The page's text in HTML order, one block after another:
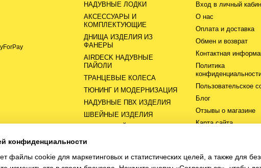
НАДУВНЫЕ ЛОДКИ
АКСЕССУАРЫ И
КОМПЛЕКТУЮЩИЕ
ДНИЩА ИЗДЕЛИЯ ИЗ
ФАНЕРЫ
AIRDECK НАДУВНЫЕ
ПАЙОЛИ
ТРАНЦЕВЫЕ КОЛЕСА
ТЮНИНГ И МОДЕРНИЗАЦИЯ
НАДУВНЫЕ ПВХ ИЗДЕЛИЯ
ШВЕЙНЫЕ ИЗДЕЛИЯ
Вход в личный
О нас
Оплата и доставка
Обмен и возврат
Контактная
Политика
Пользовательское
Блог
Отзывы о магазине
Карта сайта
конфиденциальности
файлы cookie для маркетинговых и статистических целей, а также для